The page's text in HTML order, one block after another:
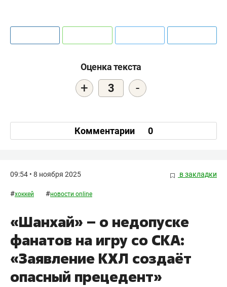
Оценка текста
+ 3 -
Комментарии 0
09:54 • 8 ноября 2025 в закладки
#хоккей #новости online
«Шанхай» – о недопуске
фанатов на игру со СКА:
«Заявление КХЛ создаёт
опасный прецедент»